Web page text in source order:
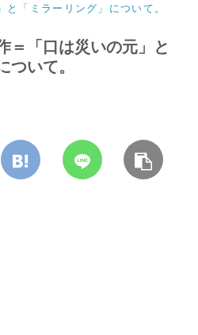
「ミラーリング」について。
＝「口は災いの元」と
ついて。